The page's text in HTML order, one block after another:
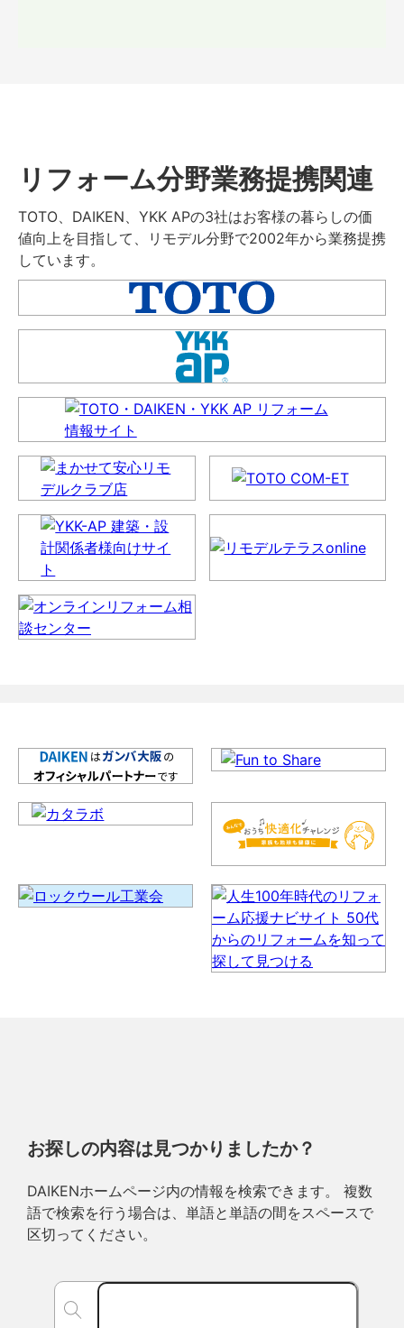
リフォーム分野業務提携関連
TOTO、DAIKEN、YKK APの3社はお客様の暮らしの価
値向上を目指して、リモデル分野で2002年から業務提携
しています。
お探しの内容は見つかりましたか？
DAIKENホームページ内の情報を検索できます。 複数
語で検索を行う場合は、単語と単語の間をスペースで
区切ってください。